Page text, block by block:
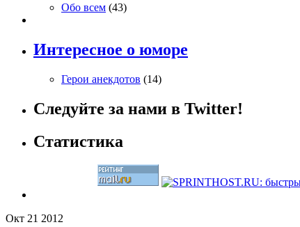
Обо всем (43)
Интересное о юморе
Герои анекдотов (14)
Следуйте за нами в Twitter!
Статистика
Окт 21 2012